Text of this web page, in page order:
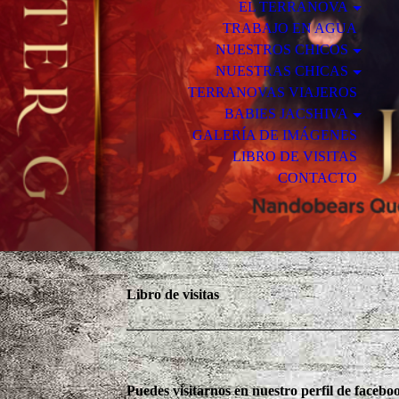
EL TERRANOVA
TRABAJO EN AGUA
NUESTROS CHICOS
NUESTRAS CHICAS
TERRANOVAS VIAJEROS
BABIES JACSHIVA
GALERÍA DE IMÁGENES
LIBRO DE VISITAS
CONTACTO
Libro de visitas
Puedes visitarnos en nuestro perfil de